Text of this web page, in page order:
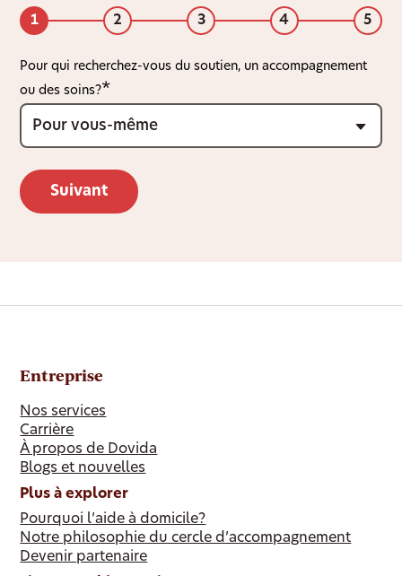
1 2 3 4 5
Pour qui recherchez-vous du soutien, un accompagnement
ou des soins?
Entreprise
Nos services
Carrière
À propos de Dovida
Blogs et nouvelles
Plus à explorer
Pourquoi l’aide à domicile?
Notre philosophie du cercle d’accompagnement
Devenir partenaire